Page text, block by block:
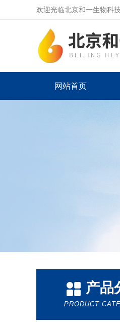
欢迎光临北京和一生物科
网站首页
产品
PRODUCT